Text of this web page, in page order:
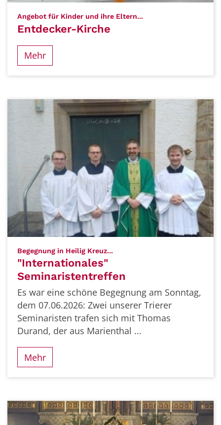
Angebot für Kinder und ihre Eltern...
Entdecker-Kirche
Mehr
Begegnung in Heilig Kreuz...
"Internationales"
Seminaristentreffen
Es war eine schöne Begegnung am Sonntag,
dem 07.06.2026: Zwei unserer Trierer
Seminaristen trafen sich mit Thomas
Durand, der aus Marienthal ...
Mehr